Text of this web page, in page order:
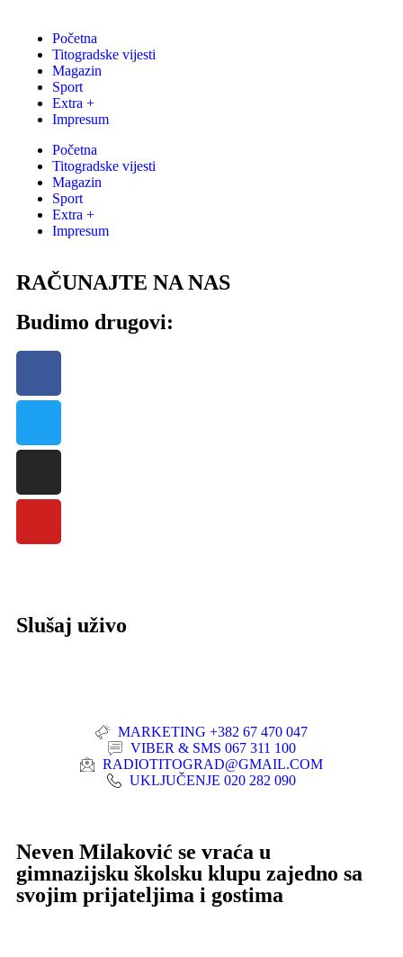
Početna
Titogradske vijesti
Magazin
Sport
Extra +
Impresum
Početna
Titogradske vijesti
Magazin
Sport
Extra +
Impresum
RAČUNAJTE NA NAS
Budimo drugovi:
Slušaj uživo
MARKETING +382 67 470 047
VIBER & SMS 067 311 100
RADIOTITOGRAD@GMAIL.COM
UKLJUČENJE 020 282 090
Neven Milaković se vraća u
gimnazijsku školsku klupu zajedno sa
svojim prijateljima i gostima